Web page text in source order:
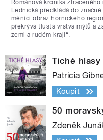
Románová kronika
Lednická předkládá do
měnící obraz hornického
překrývá tlustá vrstva mýtů a
zemi a rudém kraji“.
Tiché hlasy
Patricia
Koupit
50
Zdeněk